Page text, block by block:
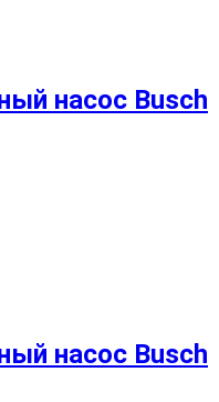
насос Busch
насос Busch